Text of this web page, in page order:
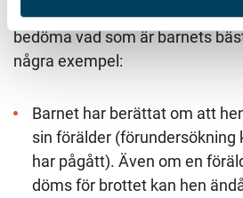
I vissa situationer är mitt råd
bedöma vad som är barnets
några exempel:
Barnet har berättat om att
sin förälder (förundersökning
har pågått). Även om en
döms för brottet kan hen